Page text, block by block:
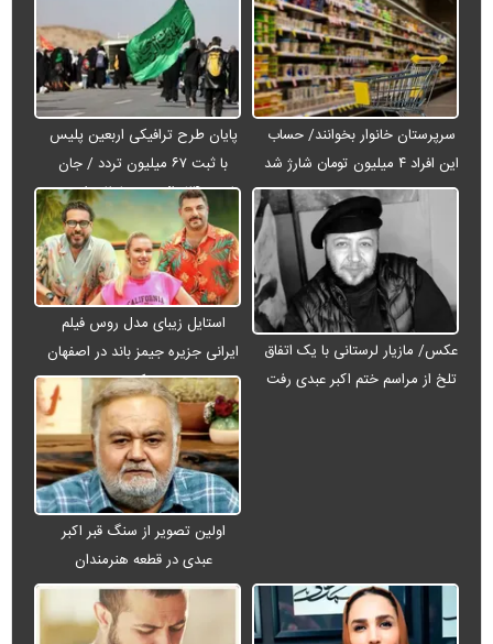
سرپرستان خانوار بخوانند/ حساب
این افراد ۴ میلیون تومان شارژ شد
پایان طرح ترافیکی اربعین پلیس
با ثبت ۶۷ میلیون تردد / جان
باختن ۲۴ زائر در تصادفات اربعینی
عکس/ مازیار لرستانی با یک اتفاق
تلخ از مراسم ختم اکبر عبدی رفت
استایل زیبای مدل روس فیلم
ایرانی جزیره جیمز باند در اصفهان
+ عکس
اولین تصویر از سنگ قبر اکبر
عبدی در قطعه هنرمندان